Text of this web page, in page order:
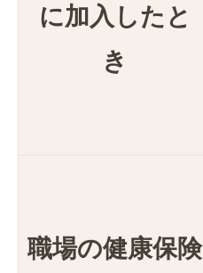
に加入したと
き
職場の健康保険